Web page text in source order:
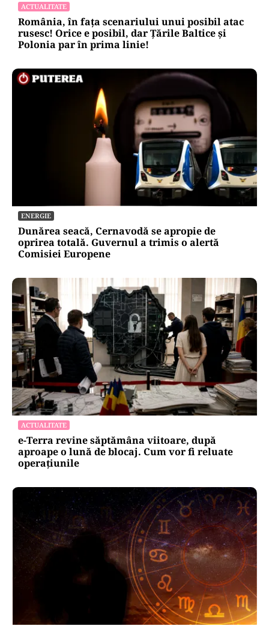
ACTUALITATE
România, în fața scenariului unui posibil atac
rusesc! Orice e posibil, dar Țările Baltice și
Polonia par în prima linie!
ENERGIE
Dunărea seacă, Cernavodă se apropie de
oprirea totală. Guvernul a trimis o alertă
Comisiei Europene
ACTUALITATE
e-Terra revine săptămâna viitoare, după
aproape o lună de blocaj. Cum vor fi reluate
operațiunile